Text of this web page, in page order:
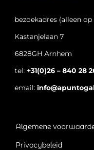
bezoekadres (alleen op
Kastanjelaan 7
6828GH Arnhem
tel: +31(0)26 – 840 28
email:
Algemene
Privacybeleid